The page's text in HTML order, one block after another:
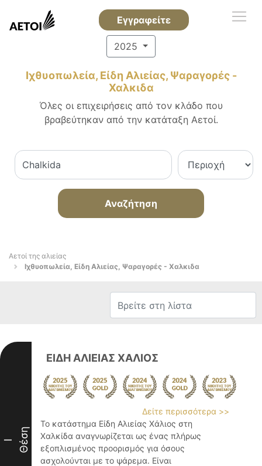
Εγγραφείτε
2025
Ιχθυοπωλεία, Είδη Αλιείας, Ψαραγορές -
Χαλκιδα
Όλες οι επιχειρήσεις από τον κλάδο που
βραβεύτηκαν από την κατάταξη Αετοί.
Αναζήτηση
Αετοί της αλιείας
Ιχθυοπωλεία, Είδη Αλιείας, Ψαραγορές - Χαλκιδα
I Θέση
ΕΙΔΗ ΑΛΙΕΙΑΣ ΧΑΛΙΟΣ
Δείτε περισσότερα >>
Το κατάστημα Είδη Αλιείας Χάλιος στη
Χαλκίδα αναγνωρίζεται ως ένας πλήρως
εξοπλισμένος προορισμός για όσους
ασχολούνται με το ψάρεμα. Είναι